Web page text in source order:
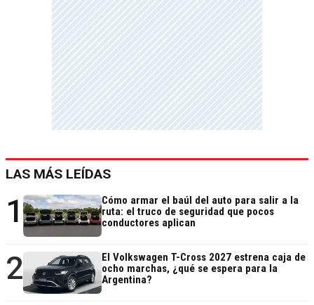
LAS MÁS LEÍDAS
1
Cómo armar el baúl del auto para salir a la
ruta: el truco de seguridad que pocos
conductores aplican
2
El Volkswagen T-Cross 2027 estrena caja de
ocho marchas, ¿qué se espera para la
Argentina?